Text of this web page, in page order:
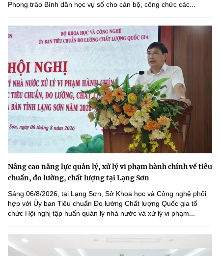
Phong trào Bình dân học vụ số cho cán bộ, công chức các...
Nâng cao năng lực quản lý, xử lý vi phạm hành chính về tiêu
chuẩn, đo lường, chất lượng tại Lạng Sơn
Sáng 06/8/2026, tại Lạng Sơn, Sở Khoa học và Công nghệ phối
hợp với Ủy ban Tiêu chuẩn Đo lường Chất lượng Quốc gia tổ
chức Hội nghị tập huấn quản lý nhà nước và xử lý vi phạm...